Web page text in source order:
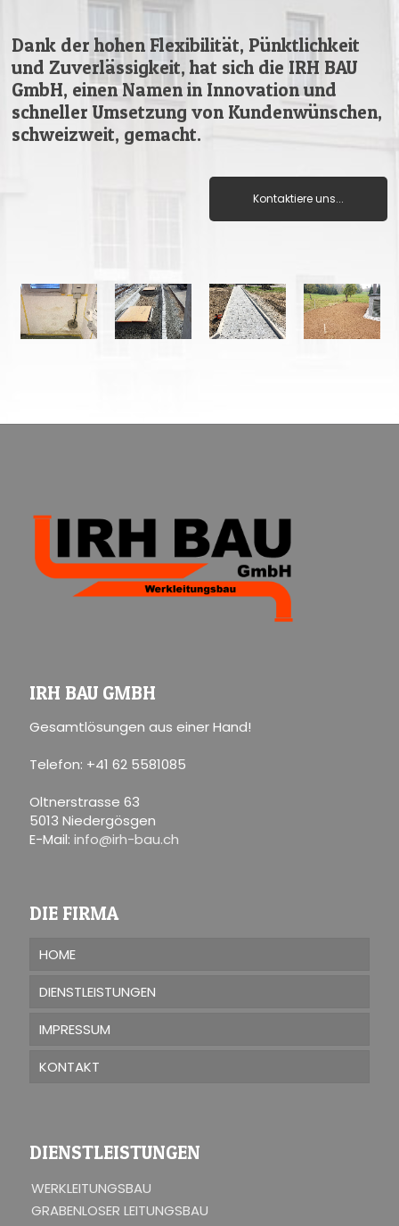
Dank der hohen Flexibilität, Pünktlichkeit
und Zuverlässigkeit, hat sich die IRH BAU
GmbH, einen Namen in Innovation und
schneller Umsetzung von Kundenwünschen,
schweizweit, gemacht.
Kontaktiere uns...
IRH BAU GMBH
Gesamtlösungen aus einer Hand!
Telefon: +41 62 5581085
Oltnerstrasse 63
5013 Niedergösgen
E-Mail: info@irh-bau.ch
DIE FIRMA
HOME
DIENSTLEISTUNGEN
IMPRESSUM
KONTAKT
DIENSTLEISTUNGEN
WERKLEITUNGSBAU
GRABENLOSER LEITUNGSBAU